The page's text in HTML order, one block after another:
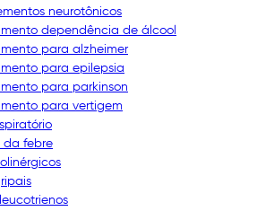
neurotônicos
dependência de álcool
para alzheimer
para epilepsia
para parkinson
para vertigem
da febre